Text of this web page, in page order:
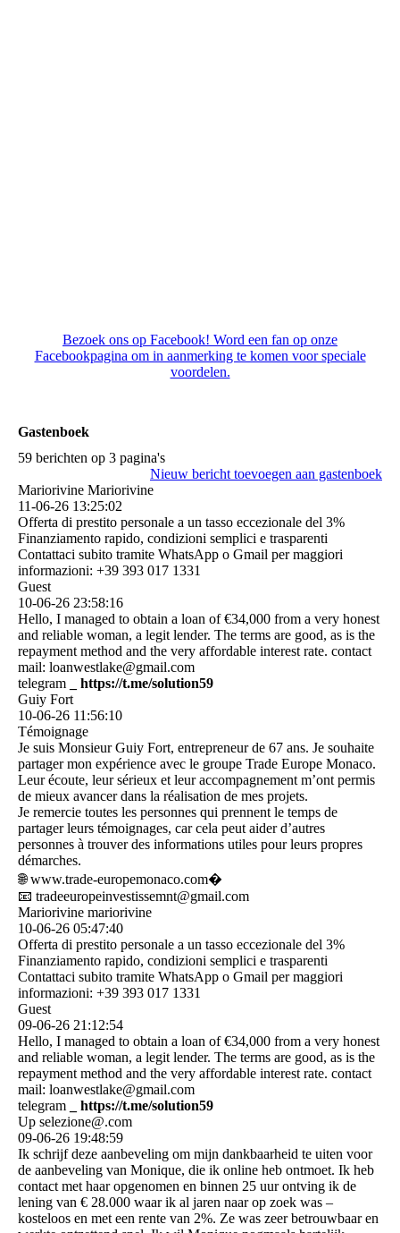
Bezoek ons op Facebook! Word een fan op onze
Facebookpagina om in aanmerking te komen voor speciale
voordelen.
Gastenboek
59 berichten op 3 pagina's
Nieuw bericht toevoegen aan gastenboek
Mariorivine Mariorivine
11-06-26 13:25:02
Offerta di prestito personale a un tasso eccezionale del 3%
Finanziamento rapido, condizioni semplici e trasparenti
Contattaci subito tramite WhatsApp o Gmail per maggiori
informazioni: +39 393 017 1331
Guest
10-06-26 23:58:16
Hello, I managed to obtain a loan of €34,000 from a very honest
and reliable woman, a legit lender. The terms are good, as is the
repayment method and the very affordable interest rate. contact
mail: loanwestlake@gmail.com
telegram
_ https:­//­t.­me/­solution59
Guiy Fort
10-06-26 11:56:10
Témoignage
Je suis Monsieur Guiy Fort, entrepreneur de 67 ans. Je souhaite
partager mon expérience avec le groupe Trade Europe Monaco.
Leur écoute, leur sérieux et leur accompagnement m’ont permis
de mieux avancer dans la réalisation de mes projets.
Je remercie toutes les personnes qui prennent le temps de
partager leurs témoignages, car cela peut aider d’autres
personnes à trouver des informations utiles pour leurs propres
démarches.
🌐 www.­trade-­europemonaco.­com⁠­�
📧 tradeeuropeinvestissemn­t@­gmail.­com
Mariorivine mariorivine
10-06-26 05:47:40
Offerta di prestito personale a un tasso eccezionale del 3%
Finanziamento rapido, condizioni semplici e trasparenti
Contattaci subito tramite WhatsApp o Gmail per maggiori
informazioni: +39 393 017 1331
Guest
09-06-26 21:12:54
Hello, I managed to obtain a loan of €34,000 from a very honest
and reliable woman, a legit lender. The terms are good, as is the
repayment method and the very affordable interest rate. contact
mail: loanwestlake@gmail.com
telegram
_ https:­//­t.­me/­solution59
Up selezione@.com
09-06-26 19:48:59
Ik schrijf deze aanbeveling om mijn dankbaarheid te uiten voor
de aanbeveling van Monique, die ik online heb ontmoet. Ik heb
contact met haar opgenomen en binnen 25 uur ontving ik de
lening van € 28.000 waar ik al jaren naar op zoek was –
kosteloos en met een rente van 2%. Ze was zeer betrouwbaar en